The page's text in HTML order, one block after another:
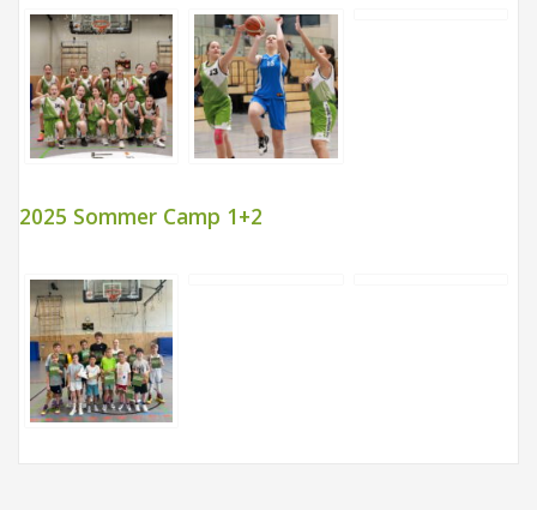
2025 Sommer Camp 1+2